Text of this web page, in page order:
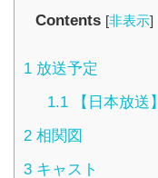
Contents [非表示]
1 放送予定
1.1【日本放送】
2 相関図
3 キャスト